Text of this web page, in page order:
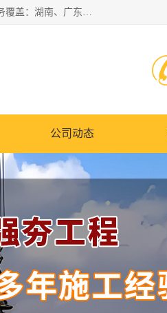
湖南业峻强夯基础工程有限公司是一家专业从事湖南强夯基础工程、强夯机租赁，地基处理的施工单位。业务覆盖：湖南、广东，江西等地。可承接1000KN.m-25000KN.m强夯（置换）工程。公司创始人是国内较早期从事强夯施工的建设者，经过多年的一步一个脚印的发展，在行业内具有较高的度和良好的口碑。
公司动态